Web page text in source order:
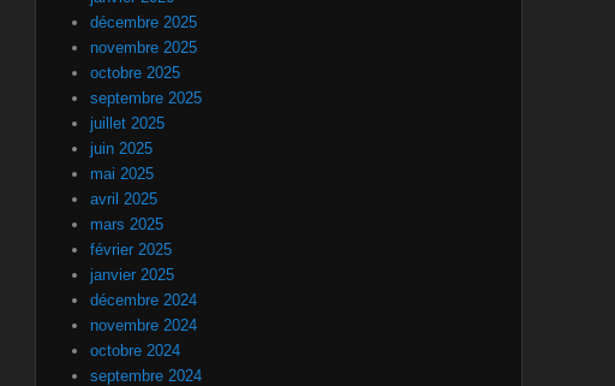
décembre 2025
novembre 2025
octobre 2025
septembre 2025
juillet 2025
juin 2025
mai 2025
avril 2025
mars 2025
février 2025
janvier 2025
décembre 2024
novembre 2024
octobre 2024
septembre 2024